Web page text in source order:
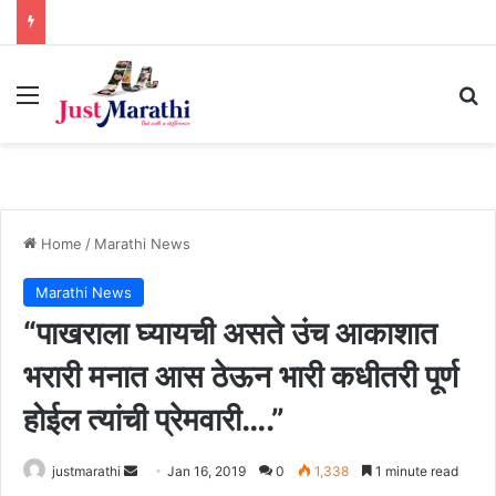
Menu
Home / Marathi News
Marathi News
“पाखराला घ्यायची असते उंच आकाशात
भरारी मनात आस ठेऊन भारी कधीतरी पूर्ण
होईल त्यांची प्रेमवारी….”
justmarathi Jan 16, 2019 0 1,338 1 minute read